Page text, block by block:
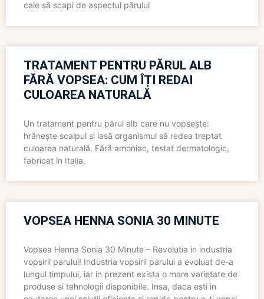
cale să scapi de aspectul părului
TRATAMENT PENTRU PĂRUL ALB
FĂRĂ VOPSEA: CUM ÎȚI REDAI
CULOAREA NATURALĂ
Un tratament pentru părul alb care nu vopsește:
hrănește scalpul și lasă organismul să redea treptat
culoarea naturală. Fără amoniac, testat dermatologic,
fabricat în Italia.
VOPSEA HENNA SONIA 30 MINUTE
Vopsea Henna Sonia 30 Minute – Revolutia in industria
vopsirii parului! Industria vopsirii parului a evoluat de-a
lungul timpului, iar in prezent exista o mare varietate de
produse si tehnologii disponibile. Insa, daca esti in